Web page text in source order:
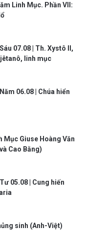
Linh Mục. Phần VII:
07.08 | Th. Xystô II,
linh mục
06.08 | Chúa hiển
Mục Giuse Hoàng Văn
Cao Bằng)
05.08 | Cung hiến
sinh (Anh-Việt)